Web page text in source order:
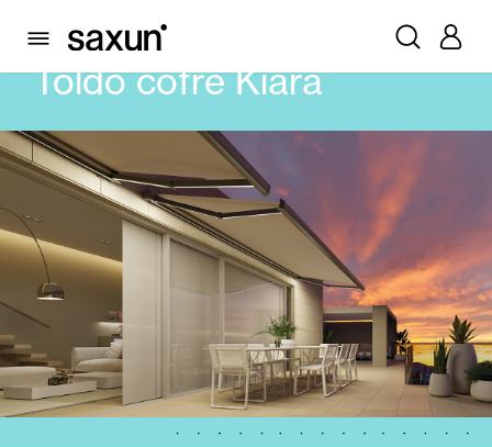
PRODUTOS TOLDOS TOLDO COFRE KIARA
Toldo cofre Kiara